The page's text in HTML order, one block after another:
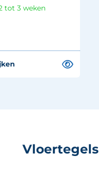
tot 3 weken
Vloertegels